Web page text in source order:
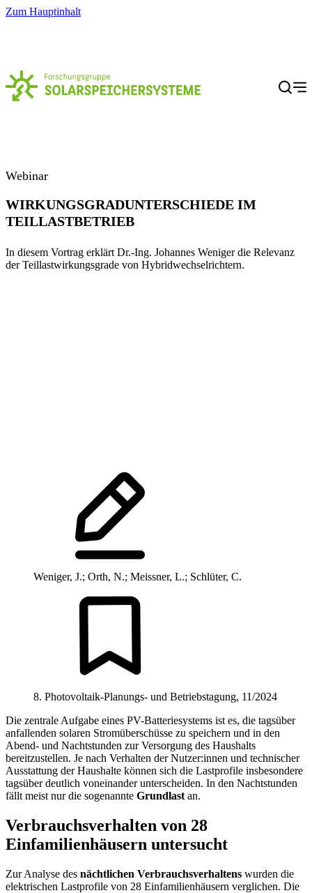
Zum Hauptinhalt
Menü
Webinar
WIRKUNGSGRADUNTERSCHIEDE IM
TEILLASTBETRIEB
In diesem Vortrag erklärt Dr.-Ing. Johannes Weniger die Relevanz
der Teillastwirkungsgrade von Hybridwechselrichtern.
Weniger, J.; Orth, N.; Meissner, L.; Schlüter, C.
8. Photovoltaik-Planungs- und Betriebstagung, 11/2024
Die zentrale Aufgabe eines PV-Batteriesystems ist es, die tagsüber
anfallenden solaren Stromüberschüsse zu speichern und in den
Abend- und Nachtstunden zur Versorgung des Haushalts
bereitzustellen. Je nach Verhalten der Nutzer:innen und technischer
Ausstattung der Haushalte können sich die Lastprofile insbesondere
tagsüber deutlich voneinander unterscheiden. In den Nachtstunden
fällt meist nur die sogenannte Grundlast an.
Verbrauchsverhalten von 28
Einfamilienhäusern untersucht
Zur Analyse des nächtlichen Verbrauchsverhaltens wurden die
elektrischen Lastprofile von 28 Einfamilienhäusern verglichen. Die